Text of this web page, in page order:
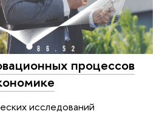
процессов
исследований